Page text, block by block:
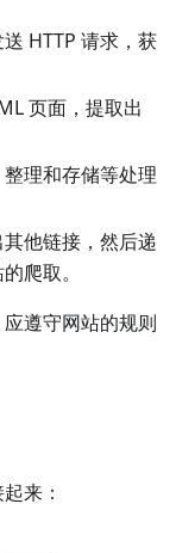
HTTP 请求，获
页面，提取出
理和存储等处理
他链接，然后递
爬取。
遵守网站的规则
来：